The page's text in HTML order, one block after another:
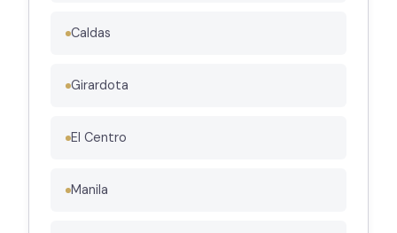
Caldas
Girardota
El Centro
Manila